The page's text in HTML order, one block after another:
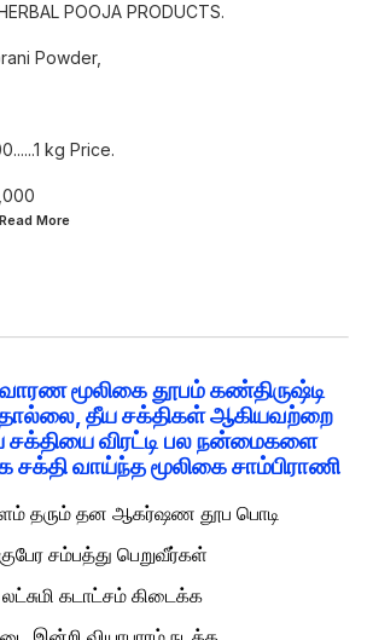
POOJA PRODUCTS.
Powder,
kg Price.
More
மூலிகை தூபம் கண்திருஷ்டி
தீய சக்திகள் ஆகியவற்றை
சக்தியை விரட்டி பல நன்மைகளை
சக்தி வாய்ந்த மூலிகை சாம்பிராணி
தரும் தன ஆகர்ஷண தூப பொடி
குபேர சம்பத்து பெறுவீர்கள்
லட்சுமி கடாட்சம் கிடைக்க